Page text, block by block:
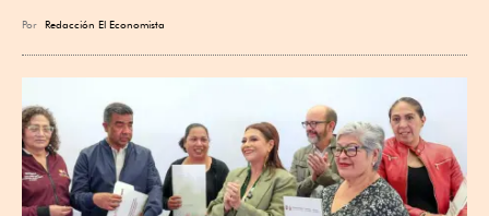
Por Redacción El Economista